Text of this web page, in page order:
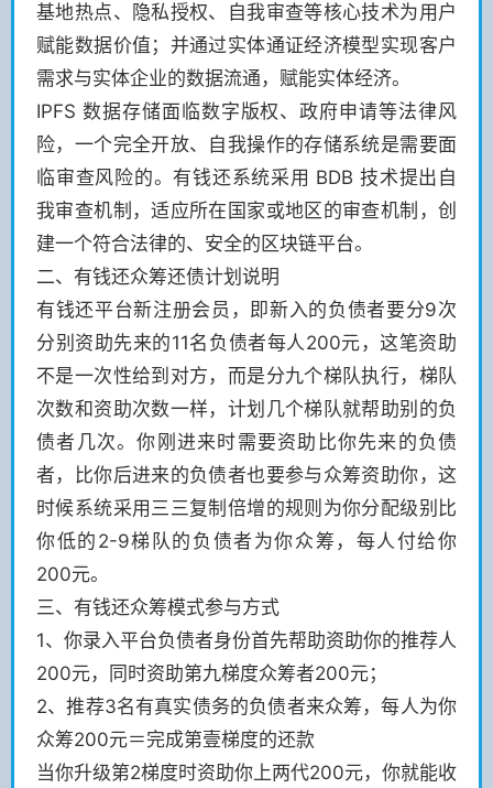
基地热点、隐私授权、自我审查等核心技术为用户
赋能数据价值；并通过实体通证经济模型实现客户
需求与实体企业的数据流通，赋能实体经济。
IPFS 数据存储面临数字版权、政府申请等法律风
险，一个完全开放、自我操作的存储系统是需要面
临审查风险的。有钱还系统采用 BDB 技术提出自
我审查机制，适应所在国家或地区的审查机制，创
建一个符合法律的、安全的区块链平台。
二、有钱还众筹还债计划说明
有钱还平台新注册会员，即新入的负债者要分9次
分别资助先来的11名负债者每人200元，这笔资助
不是一次性给到对方，而是分九个梯队执行，梯队
次数和资助次数一样，计划几个梯队就帮助别的负
债者几次。你刚进来时需要资助比你先来的负债
者，比你后进来的负债者也要参与众筹资助你，这
时候系统采用三三复制倍增的规则为你分配级别比
你低的2-9梯队的负债者为你众筹，每人付给你
200元。
三、有钱还众筹模式参与方式
1、你录入平台负债者身份首先帮助资助你的推荐人
200元，同时资助第九梯度众筹者200元；
2、推荐3名有真实债务的负债者来众筹，每人为你
众筹200元＝完成第壹梯度的还款
当你升级第2梯度时资助你上两代200元，你就能收